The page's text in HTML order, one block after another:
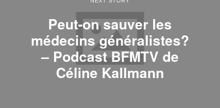
Peut-on sauver les
médecins généralistes?
– Podcast BFMTV de
Céline Kallmann